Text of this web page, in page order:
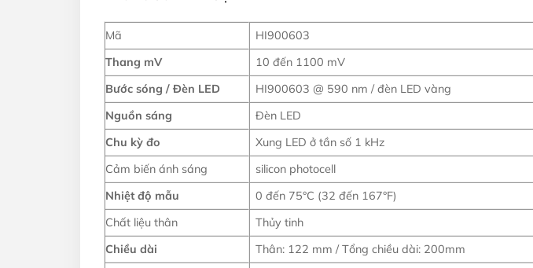
Mã
HI900603
Thang mV
10 đến 1100 mV
Bước sóng / Đèn LED
HI900603 @ 590 nm / đèn LED vàng
Nguồn sáng
Đèn LED
Chu kỳ đo
Xung LED ở tần số 1 kHz
Cảm biến ánh sáng
silicon photocell
Nhiệt độ mẫu
0 đến 75°C (32 đến 167°F)
Chất liệu thân
Thủy tinh
Chiều dài
Thân: 122 mm / Tổng chiều dài: 200mm